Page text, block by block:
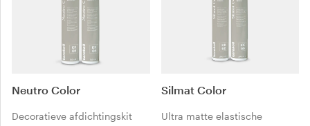
Neutro Color
Decoratieve afdichtingskit
Silmat Color
Ultra matte elastische